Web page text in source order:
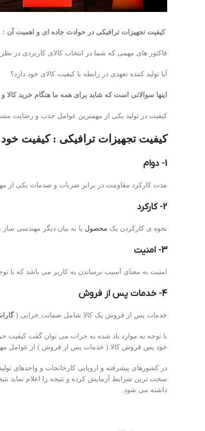
کیفیت تجهیزات ترافیکی در حوادث جاده ای و اهمیت آن :
فاکتور های مهمی که شما در انتخاب کالای کاربردی در
آیا تولید کننده تعهدی در رابطه با کیفیت کالای خود دارد؟
اینها سوالاتی است که شاید برای همه ما هنگام خرید
کیفیت در تولید یکی از مهمترین عوامل جذب و رضایت
کیفیت تجهیزات ترافیکی : کیفیت
1- دوام
مدت کارکرد مقاومت در برابر ضربات و صدمات یکی از
2- کارکرد
نحوه ی کارکردن یک محصول یا به بیان دیگر مهندسی
3- امنیت
امنیت به معنای آسیب نرساندن به کاربر می باشد که
4- خدمات پس از فروش
خدمات پس از فروش یک کالا شامل ضمانت ِخرابی (
با توجه به موارد یاد شده به جرات می توان گفت کیفیت
خود پس فروش کالا ( خدمات پس از فروش ) از عوامل
سخت ترین شرایط آزمایش کرده و نتیجه را اعلام نماید
داشته می شود.